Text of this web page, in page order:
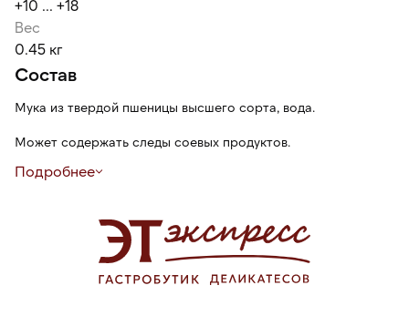
+10 ... +18
Вес
0.45 кг
Состав
Мука из твердой пшеницы высшего сорта, вода.
Может содержать следы соевых продуктов.
Подробнее